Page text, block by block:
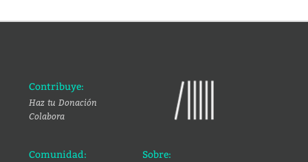
Contribuye:
Haz tu Donación
Colabora
Comunidad: Sobre: